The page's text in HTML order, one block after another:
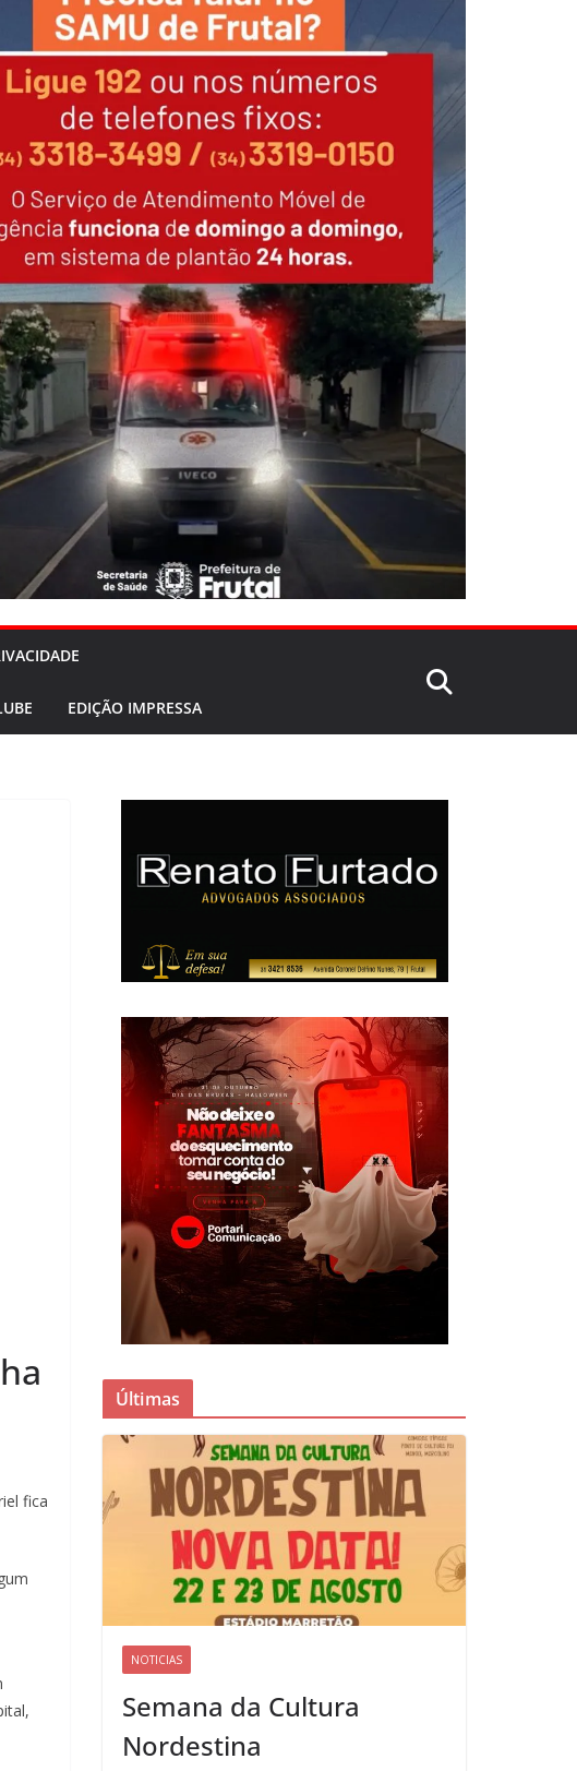
EDIÇÃO IMPRESSA
fica
Últimas
NOTICIAS
Semana da Cultura
Nordestina